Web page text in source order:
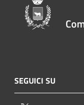
SEGUICI SU